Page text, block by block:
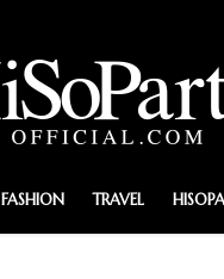
FASHION TRAVEL